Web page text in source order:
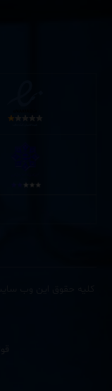
کلیه حقوق این وب